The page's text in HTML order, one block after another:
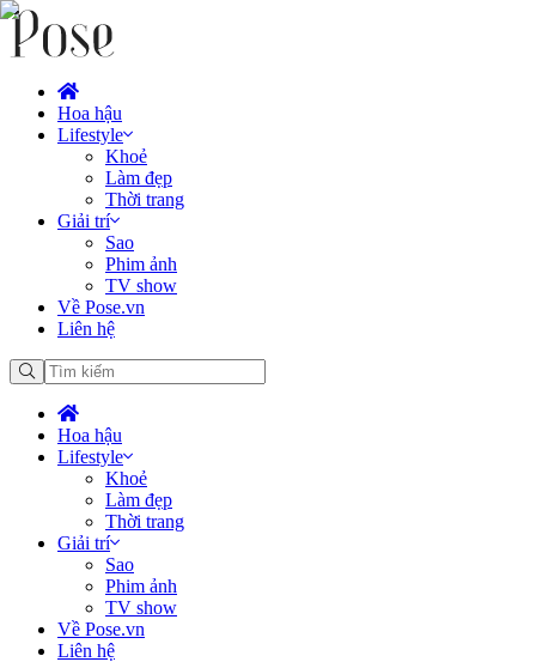
Hoa hậu
Lifestyle
Khoẻ
Làm đẹp
Thời trang
Giải trí
Sao
Phim ảnh
TV show
Về Pose.vn
Liên hệ
Hoa hậu
Lifestyle
Khoẻ
Làm đẹp
Thời trang
Giải trí
Sao
Phim ảnh
TV show
Về Pose.vn
Liên hệ